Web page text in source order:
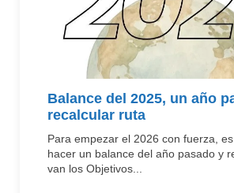
Balance del 2025, un año
recalcular ruta
Para empezar el 2026 con fuerza,
hacer un balance del año pasado y
van los Objetivos...